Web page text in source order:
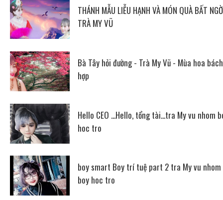
THÁNH MẪU LIỄU HẠNH VÀ MÓN QUÀ BẤT
TRÀ MY VŨ
Bà Tây hỏi đường - Trà My Vũ - Mùa hoa bách
hợp
Hello CEO ...Hello, tổng tài...tra My vu nhom
hoc tro
boy smart Boy trí tuệ part 2 tra My vu nhom
boy hoc tro